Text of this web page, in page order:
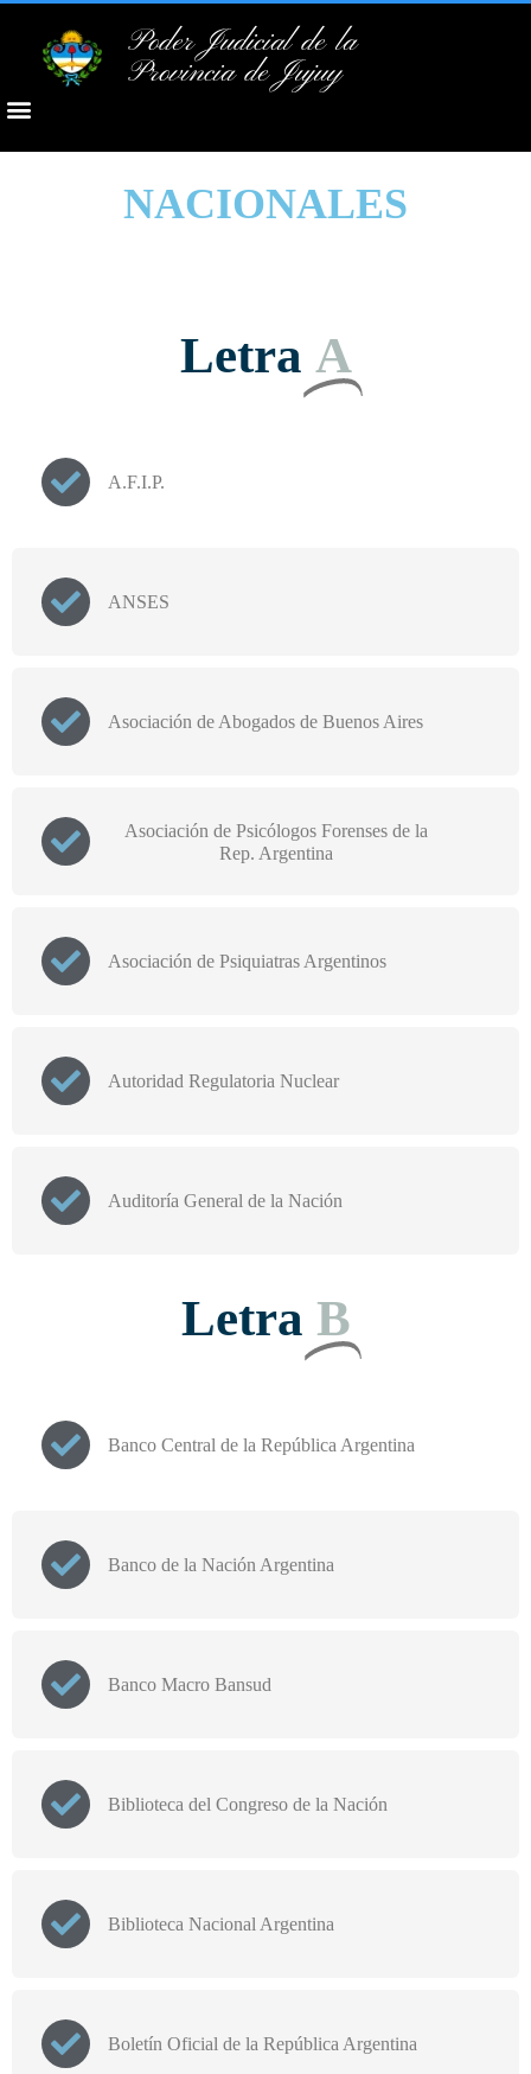
Poder Judicial de la
Provincia de Jujuy
NACIONALES
Letra A
A.F.I.P.
ANSES
Asociación de Abogados de Buenos Aires
Asociación de Psicólogos Forenses de la
Rep. Argentina
Asociación de Psiquiatras Argentinos
Autoridad Regulatoria Nuclear
Auditoría General de la Nación
Letra B
Banco Central de la República Argentina
Banco de la Nación Argentina
Banco Macro Bansud
Biblioteca del Congreso de la Nación
Biblioteca Nacional Argentina
Boletín Oficial de la República Argentina